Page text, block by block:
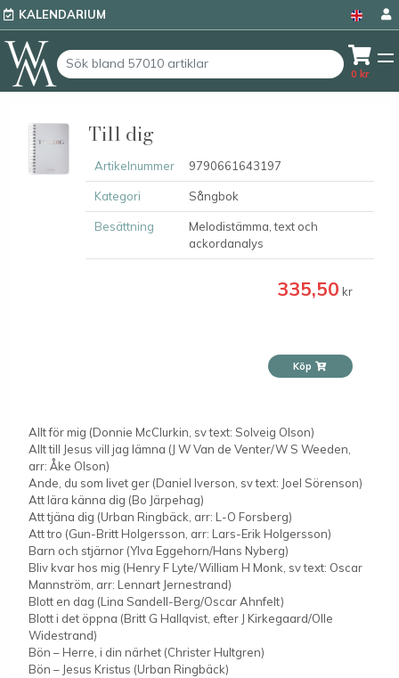
KALENDARIUM
0 kr
Till dig
Artikelnummer 9790661643197
Kategori Sångbok
Besättning
Melodistämma, text och
ackordanalys
335,50 kr
Köp
Allt för mig (Donnie McClurkin, sv text: Solveig Olson)
Allt till Jesus vill jag lämna (J W Van de Venter/W S Weeden,
arr: Åke Olson)
Ande, du som livet ger (Daniel Iverson, sv text: Joel Sörenson)
Att lära känna dig (Bo Järpehag)
Att tjäna dig (Urban Ringbäck, arr: L-O Forsberg)
Att tro (Gun-Britt Holgersson, arr: Lars-Erik Holgersson)
Barn och stjärnor (Ylva Eggehorn/Hans Nyberg)
Bliv kvar hos mig (Henry F Lyte/William H Monk, sv text: Oscar
Mannström, arr: Lennart Jernestrand)
Blott en dag (Lina Sandell-Berg/Oscar Ahnfelt)
Blott i det öppna (Britt G Hallqvist, efter J Kirkegaard/Olle
Widestrand)
Bön – Herre, i din närhet (Christer Hultgren)
Bön – Jesus Kristus (Urban Ringbäck)